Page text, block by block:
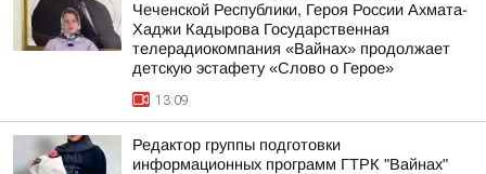
Чеченской Республики, Героя России Ахмата-
Хаджи Кадырова Государственная
телерадиокомпания «Вайнах» продолжает
детскую эстафету «Слово о Герое»
13:09
Редактор группы подготовки
информационных программ ГТРК "Вайнах"